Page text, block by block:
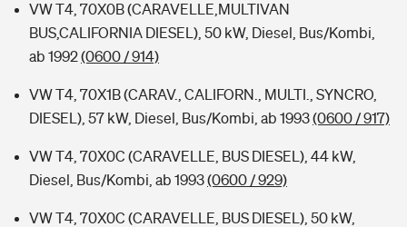
VW T4, 70X0B (CARAVELLE,MULTIVAN
BUS,CALIFORNIA DIESEL), 50 kW, Diesel, Bus/Kombi,
ab 1992(0600 / 914)
VW T4, 70X1B (CARAV., CALIFORN., MULTI., SYNCRO,
DIESEL), 57 kW, Diesel, Bus/Kombi, ab 1993(0600 / 917)
VW T4, 70X0C (CARAVELLE, BUS DIESEL), 44 kW,
Diesel, Bus/Kombi, ab 1993(0600 / 929)
VW T4, 70X0C (CARAVELLE, BUS DIESEL), 50 kW,